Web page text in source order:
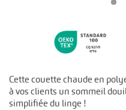
Cette couette chaude en
à vos clients un sommeil
simplifiée du linge !